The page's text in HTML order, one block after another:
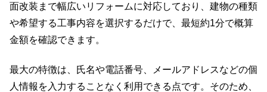
面改装まで幅広いリフォームに対応しており、建物の種類
や希望する工事内容を選択するだけで、最短約1分で概算
金額を確認できます。
最大の特徴は、氏名や電話番号、メールアドレスなどの個
人情報を入力することなく利用できる点です。そのため、